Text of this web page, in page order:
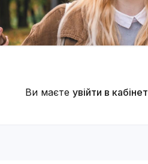
Ви маєте увійти в кабінет